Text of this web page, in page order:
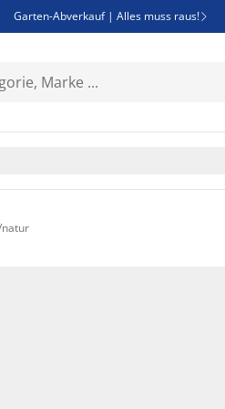
Garten-Abverkauf | Alles muss raus! 
Bist du Unternehmer? Entdecke JYSK-B2B
natur